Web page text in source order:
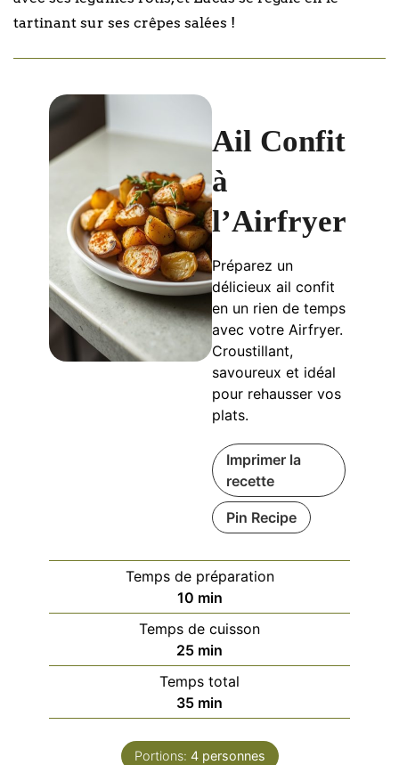
tartinant sur ses crêpes salées !
Ail Confit
à
l’Airfryer
Préparez un
délicieux ail confit
en un rien de temps
avec votre Airfryer.
Croustillant,
savoureux et idéal
pour rehausser vos
plats.
Imprimer la
recette
Pin Recipe
Temps de préparation
10minutes
min
Temps de cuisson
25minutes
min
Temps total
35minutes
min
Portions: 4 personnes